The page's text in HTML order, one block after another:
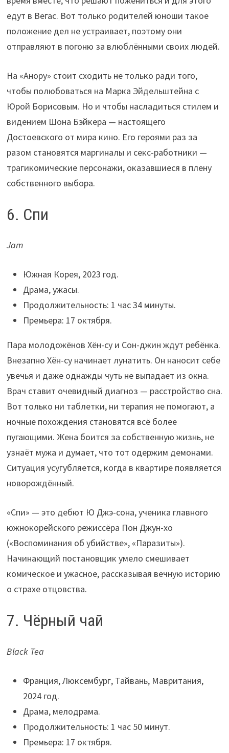
едут в Вегас. Вот только родителей юноши такое
положение дел не устраивает, поэтому они
отправляют в погоню за влюблёнными своих людей.
На «Анору» стоит сходить не только ради того,
чтобы полюбоваться на Марка Эйдельштейна с
Юрой Борисовым. Но и чтобы насладиться стилем и
видением Шона Бэйкера — настоящего
Достоевского от мира кино. Его героями раз за
разом становятся маргиналы и секс-работники —
трагикомические персонажи, оказавшиеся в плену
собственного выбора.
6. Спи
Jam
Южная Корея, 2023 год.
Драма, ужасы.
Продолжительность: 1 час 34 минуты.
Премьера: 17 октября.
Пара молодожёнов Хён-су и Сон-джин ждут ребёнка.
Внезапно Хён-су начинает лунатить. Он наносит себе
увечья и даже однажды чуть не выпадает из окна.
Врач ставит очевидный диагноз — расстройство сна.
Вот только ни таблетки, ни терапия не помогают, а
ночные похождения становятся всё более
пугающими. Жена боится за собственную жизнь, не
узнаёт мужа и думает, что тот одержим демонами.
Ситуация усугубляется, когда в квартире появляется
новорождённый.
«Спи» — это дебют Ю Джэ-сона, ученика главного
южнокорейского режиссёра Пон Джун-хо
(«Воспоминания об убийстве», «Паразиты»).
Начинающий постановщик умело смешивает
комическое и ужасное, рассказывая вечную историю
о страхе отцовства.
7. Чёрный чай
Black Tea
Франция, Люксембург, Тайвань, Мавритания,
2024 год.
Драма, мелодрама.
Продолжительность: 1 час 50 минут.
Премьера: 17 октября.